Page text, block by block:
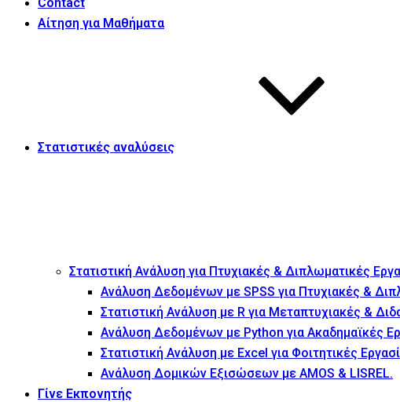
Αίτηση για Μαθήματα
Στατιστικές αναλύσεις
Στατιστική Ανάλυση για Πτυχιακές & Διπλωματικές
Ανάλυση Δεδομένων με SPSS για Πτυχιακές &
Στατιστική Ανάλυση με R για Μεταπτυχιακές &
Ανάλυση Δεδομένων με Python για Ακαδημαϊκές
Στατιστική Ανάλυση με Excel για Φοιτητικές
Ανάλυση Δομικών Εξισώσεων με AMOS & LISREL.
Γίνε Εκπονητής